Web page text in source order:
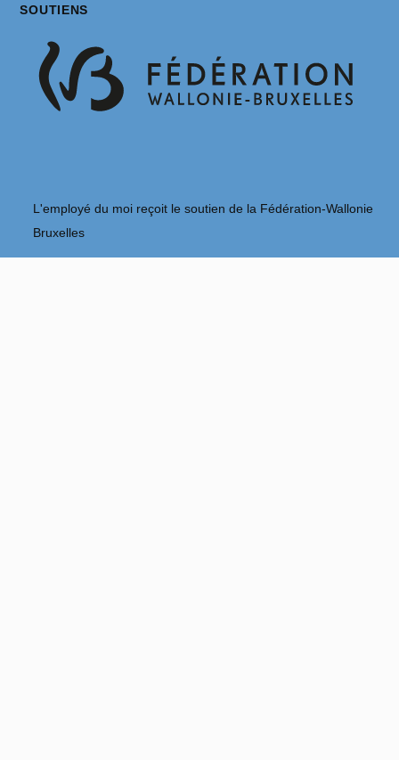
SOUTIENS
L'employé du moi reçoit le soutien de la Fédération-Wallonie
Bruxelles